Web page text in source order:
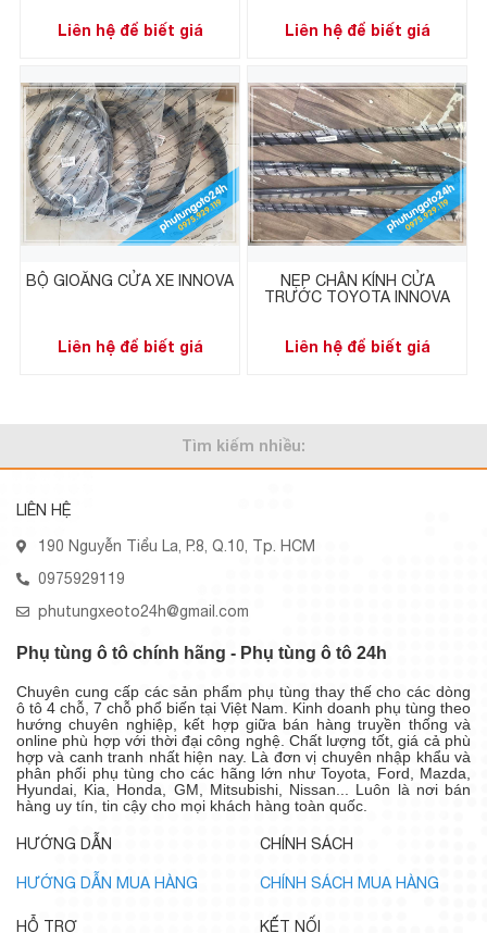
Liên hệ để biết giá Liên hệ để biết giá
BỘ GIOĂNG CỬA XE INNOVA
Liên hệ để biết giá
NẸP CHÂN KÍNH CỬA
TRƯỚC TOYOTA INNOVA
Liên hệ để biết giá
Tìm kiếm nhiều:
LIÊN HỆ
190 Nguyễn Tiểu La, P.8, Q.10, Tp. HCM
0975929119
phutungxeoto24h@gmail.com
Phụ tùng ô tô chính hãng - Phụ tùng ô tô 24h
Chuyên cung cấp các sản phẩm phụ tùng thay thế cho các dòng
ô tô 4 chỗ, 7 chỗ phổ biến tại Việt Nam. Kinh doanh phụ tùng theo
hướng chuyên nghiệp, kết hợp giữa bán hàng truyền thống và
online phù hợp với thời đại công nghệ. Chất lượng tốt, giá cả phù
hợp và canh tranh nhất hiện nay. Là đơn vị chuyên nhập khẩu và
phân phối phụ tùng cho các hãng lớn như Toyota, Ford, Mazda,
Hyundai, Kia, Honda, GM, Mitsubishi, Nissan... Luôn là nơi bán
hàng uy tín, tin cậy cho mọi khách hàng toàn quốc.
HƯỚNG DẪN
HƯỚNG DẪN MUA HÀNG
CHÍNH SÁCH
CHÍNH SÁCH MUA HÀNG
HỖ TRỢ KẾT NỐI